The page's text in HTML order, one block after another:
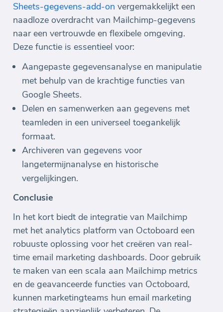
Sheets-gegevens-add-on vergemakkelijkt een
naadloze overdracht van Mailchimp-gegevens
naar een vertrouwde en flexibele omgeving.
Deze functie is essentieel voor:
Aangepaste gegevensanalyse en manipulatie
met behulp van de krachtige functies van
Google Sheets.
Delen en samenwerken aan gegevens met
teamleden in een universeel toegankelijk
formaat.
Archiveren van gegevens voor
langetermijnanalyse en historische
vergelijkingen.
Conclusie
In het kort biedt de integratie van Mailchimp
met het analytics platform van Octoboard een
robuuste oplossing voor het creëren van real-
time email marketing dashboards. Door gebruik
te maken van een scala aan Mailchimp metrics
en de geavanceerde functies van Octoboard,
kunnen marketingteams hun email marketing